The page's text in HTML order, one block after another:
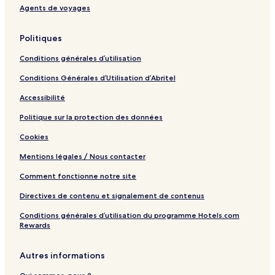
Agents de voyages
Politiques
Conditions générales d’utilisation
Conditions Générales d’Utilisation d’Abritel
Accessibilité
Politique sur la protection des données
Cookies
Mentions légales / Nous contacter
Comment fonctionne notre site
Directives de contenu et signalement de contenus
Conditions générales d’utilisation du programme Hotels.com
Rewards
Autres informations